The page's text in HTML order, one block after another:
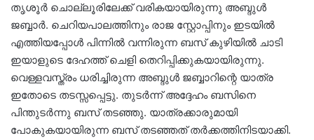
തൃശൂര്‍ ചൊല്ലൂരിലേക്ക് വരികയായിരുന്നു അബ്ദുള്‍
ജബ്ബാര്‍. ചെറിയപാലത്തിനും രാജ സ്റ്റോപ്പിനും ഇടയില്‍
എത്തിയപ്പോള്‍ പിന്നില്‍ വന്നിരുന്ന ബസ് കുഴിയില്‍ ചാടി
ഇയാളുടെ ദേഹത്ത് ചെളി തെറിപ്പിക്കുകയായിരുന്നു.
വെള്ളവസ്ത്രം ധരിച്ചിരുന്ന അബ്ദുള്‍ ജബ്ബാറിന്റെ യാത്ര
ഇതോടെ തടസ്സപ്പെട്ടു. തുടര്‍ന്ന് അദ്ദേഹം ബസിനെ
പിന്തുടര്‍ന്നു ബസ് തടഞ്ഞു. യാത്രക്കാരുമായി
പോകുകയായിരുന്ന ബസ് തടഞ്ഞത് തര്‍ക്കത്തിനിടയാക്കി.